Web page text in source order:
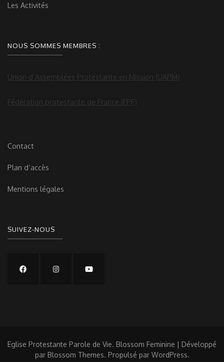
Les Activités
NOUS SOMMES MEMBRES :
Union d’Assemblées Protestante en Mission (UAPM)
Fédération protestante de France (FPF)
Contact
Plan d’accès
Mentions légales
SUIVEZ-NOUS
Eglise Protestante Parole de Vie. Blossom Feminine | Développé
par Blossom Themes. Propulsé par WordPress.